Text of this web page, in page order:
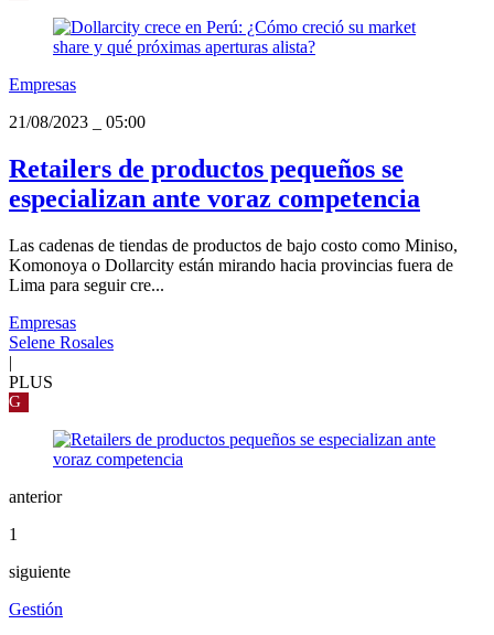
Empresas
21/08/2023
05:00
Retailers de productos pequeños se
especializan ante voraz competencia
Las cadenas de tiendas de productos de bajo costo como Miniso,
Komonoya o Dollarcity están mirando hacia provincias fuera de
Lima para seguir cre...
Empresas
Selene Rosales
|
PLUS
G
anterior
1
siguiente
Gestión